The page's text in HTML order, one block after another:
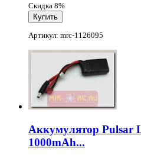
Скидка 8%
Артикул: mrc-1126095
Аккумулятор Pulsar
1000mAh...